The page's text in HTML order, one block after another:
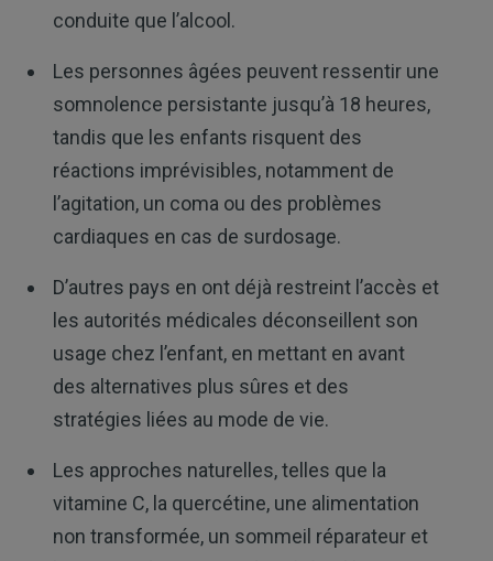
conduite que l’alcool.
Les personnes âgées peuvent ressentir une
somnolence persistante jusqu’à 18 heures,
tandis que les enfants risquent des
réactions imprévisibles, notamment de
l’agitation, un coma ou des problèmes
cardiaques en cas de surdosage.
D’autres pays en ont déjà restreint l’accès et
les autorités médicales déconseillent son
usage chez l’enfant, en mettant en avant
des alternatives plus sûres et des
stratégies liées au mode de vie.
Les approches naturelles, telles que la
vitamine C, la quercétine, une alimentation
non transformée, un sommeil réparateur et